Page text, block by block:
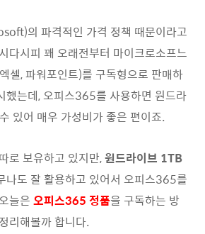
의 파격적인 가격 정책 때문이라고
다시피 꽤 오래전부터 마이크로소프느
셀, 파워포인트)를 구독형으로 판매하
는데, 오피스365를 사용하면 원드라
있어 매우 가성비가 좋은 편이죠.
로 보유하고 있지만,원드라이브 1TB
나도 잘 활용하고 있어서 오피스365를
늘은 오피스365 정품을 구독하는 방
리해볼까 합니다.